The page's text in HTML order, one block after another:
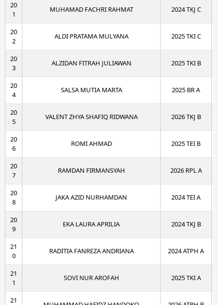
20
1
MUHAMAD FACHRI RAHMAT 2024 TKJ C
20
2
ALDI PRATAMA MULYANA 2025 TKI C
20
3
ALZIDAN FITRAH JULIAWAN 2025 TKI B
20
4
SALSA MUTIA MARTA 2025 BR A
20
5
VALENT ZHYA SHAFIQ RIDWANA 2026 TKJ B
20
6
ROMI AHMAD 2025 TEI B
20
7
RAMDAN FIRMANSYAH 2026 RPL A
20
8
JAKA AZID NURHAMDAN 2024 TEI A
20
9
EKA LAURA APRILIA 2024 TKJ B
21
0
RADITIA FANREZA ANDRIANA 2024 ATPH A
21
1
SOVI NUR AROFAH 2025 TKI A
21